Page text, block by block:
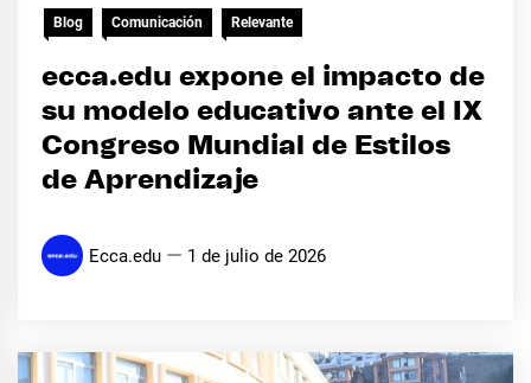
Blog Comunicación Relevante
ecca.edu expone el impacto de
su modelo educativo ante el IX
Congreso Mundial de Estilos
de Aprendizaje
Ecca.edu 1 de julio de 2026